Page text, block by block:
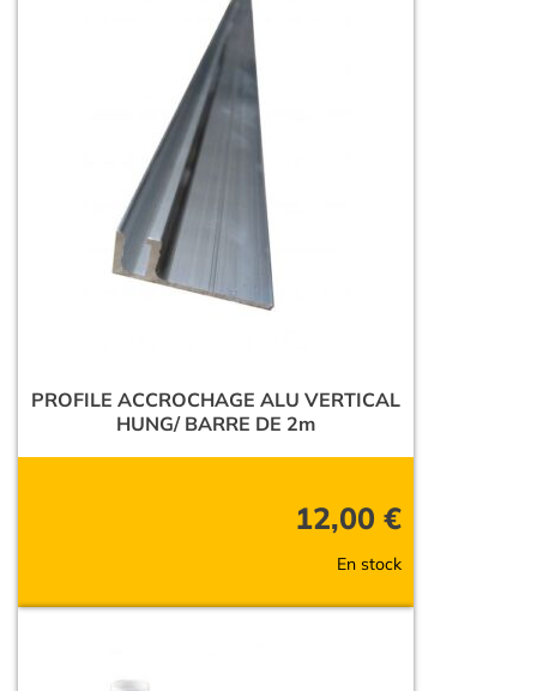
PROFILE ACCROCHAGE ALU VERTICAL
HUNG/ BARRE DE 2m
12,00 €
En stock